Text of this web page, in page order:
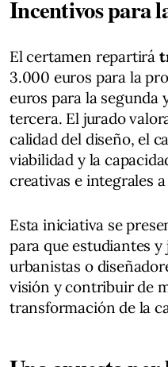
Incentivos para
El certamen repartirá
3.000 euros para la
euros para la segunda
tercera. El jurado
calidad del diseño, el
viabilidad y la
creativas e integrales
Esta iniciativa se
para que estudiantes
urbanistas o
visión y contribuir de
transformación de la